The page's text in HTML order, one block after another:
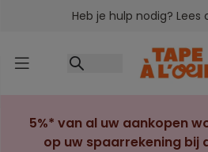
Ga naar inhoudHeb je hulp nodig? Lees
5%* van al uw aankopen
op uw spaarrekening bij